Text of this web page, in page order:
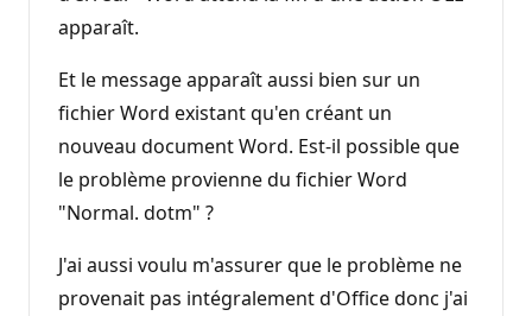
apparaît.
Et le message apparaît aussi bien sur un
fichier Word existant qu'en créant un
nouveau document Word. Est-il possible que
le problème provienne du fichier Word
"Normal. dotm" ?
J'ai aussi voulu m'assurer que le problème ne
provenait pas intégralement d'Office donc j'ai